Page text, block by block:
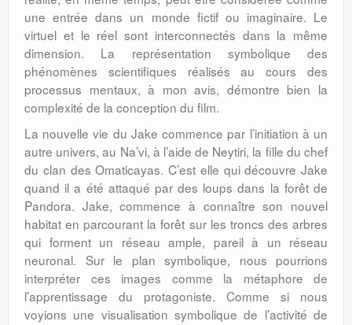
une entrée dans un monde fictif ou imaginaire. Le
virtuel et le réel sont interconnectés dans la même
dimension. La représentation symbolique des
phénomènes scientifiques réalisés au cours des
processus mentaux, à mon avis, démontre bien la
complexité de la conception du film.
La nouvelle vie du Jake commence par l’initiation à un
autre univers, au Na’vi, à l’aide de Neytiri, la fille du chef
du clan des Omaticayas. C’est elle qui découvre Jake
quand il a été attaqué par des loups dans la forêt de
Pandora. Jake, commence à connaître son nouvel
habitat en parcourant la forêt sur les troncs des arbres
qui forment un réseau ample, pareil à un réseau
neuronal. Sur le plan symbolique, nous pourrions
interpréter ces images comme la métaphore de
l’apprentissage du protagoniste. Comme si nous
voyions une visualisation symbolique de l’activité de